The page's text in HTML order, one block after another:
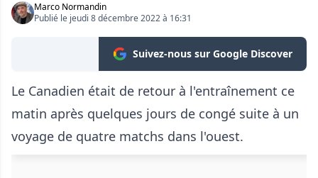
Marco Normandin
Publié le jeudi 8 décembre 2022 à 16:31
Suivez-nous sur Google Discover
Le Canadien était de retour à l'entraînement ce
matin après quelques jours de congé suite à un
voyage de quatre matchs dans l'ouest.